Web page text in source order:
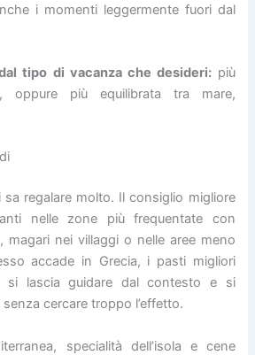
i momenti leggermente fuori dal
tipo di vacanza che desideri:più
oppure più equilibrata tra mare,
regalare molto. Il consiglio migliore
nelle zone più frequentate con
magari nei villaggi o nelle aree meno
accade in Grecia, i pasti migliori
si lascia guidare dal contesto e si
cercare troppo l’effetto.
specialità dell’isola e cene